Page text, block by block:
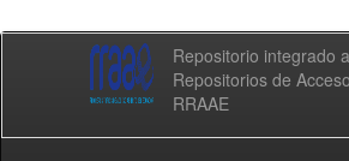
Repositorio integrado
Repositorios de
RRAAE